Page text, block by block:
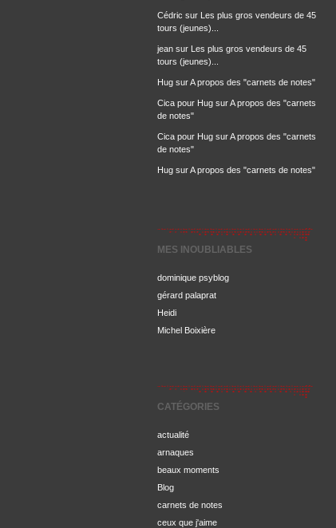
Cédric sur Les plus gros vendeurs de 45
tours (jeunes)...
jean sur Les plus gros vendeurs de 45
tours (jeunes)...
Hug surA propos des "carnets de notes"
Cica pour Hug surA propos des "carnets
de notes"
Cica pour Hug surA propos des "carnets
de notes"
Hug surA propos des "carnets de notes"
MES INOUBLIABLES
dominique psyblog
gérard palaprat
Heidi
Michel Boixière
CATÉGORIES
actualité
arnaques
beaux moments
Blog
carnets de notes
ceux que j'aime